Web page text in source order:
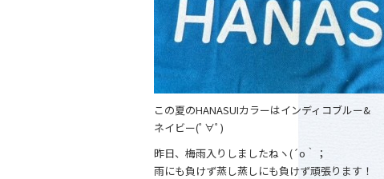
この夏のHANASUIカラーはインディコブルー&
ネイビー(ﾟ∀ﾟ)
昨日、梅雨入りしましたねヽ(´o｀；
雨にも負けず蒸し蒸しにも負けず頑張ります！